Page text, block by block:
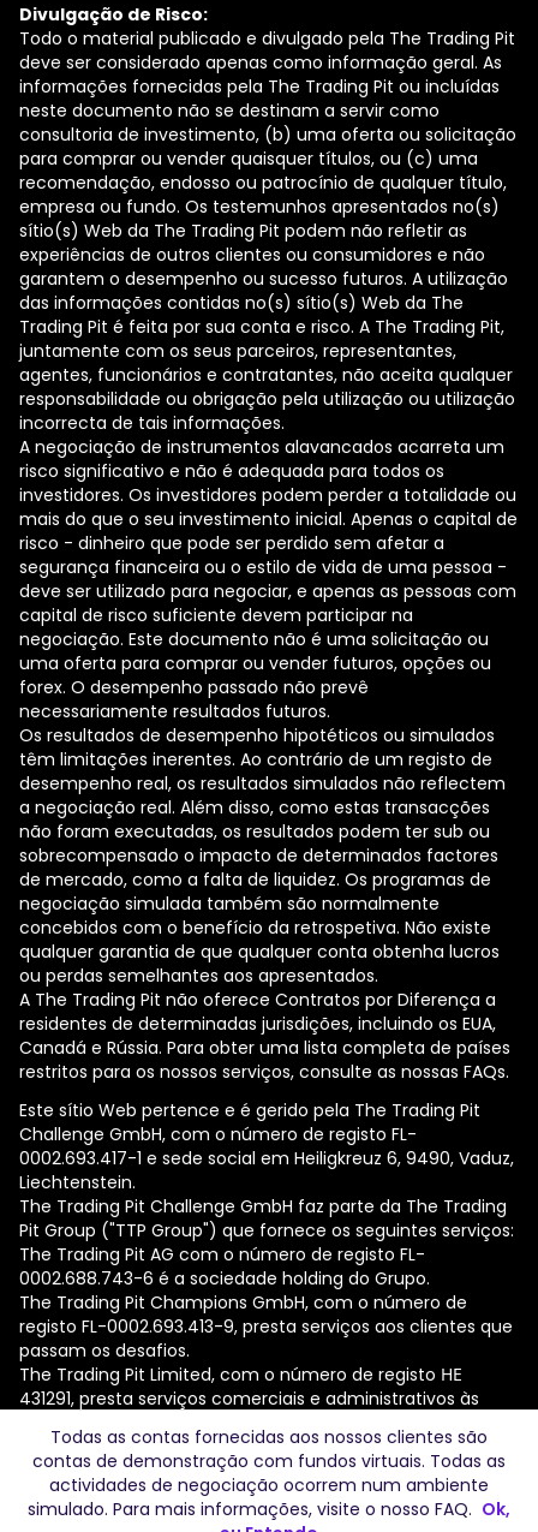
Divulgação de Risco:
Todo o material publicado e divulgado pela The Trading Pit
deve ser considerado apenas como informação geral. As
informações fornecidas pela The Trading Pit ou incluídas
neste documento não se destinam a servir como
consultoria de investimento, (b) uma oferta ou solicitação
para comprar ou vender quaisquer títulos, ou (c) uma
recomendação, endosso ou patrocínio de qualquer título,
empresa ou fundo. Os testemunhos apresentados no(s)
sítio(s) Web da The Trading Pit podem não refletir as
experiências de outros clientes ou consumidores e não
garantem o desempenho ou sucesso futuros. A utilização
das informações contidas no(s) sítio(s) Web da The
Trading Pit é feita por sua conta e risco. A The Trading Pit,
juntamente com os seus parceiros, representantes,
agentes, funcionários e contratantes, não aceita qualquer
responsabilidade ou obrigação pela utilização ou utilização
incorrecta de tais informações.
A negociação de instrumentos alavancados acarreta um
risco significativo e não é adequada para todos os
investidores. Os investidores podem perder a totalidade ou
mais do que o seu investimento inicial. Apenas o capital de
risco - dinheiro que pode ser perdido sem afetar a
segurança financeira ou o estilo de vida de uma pessoa -
deve ser utilizado para negociar, e apenas as pessoas com
capital de risco suficiente devem participar na
negociação. Este documento não é uma solicitação ou
uma oferta para comprar ou vender futuros, opções ou
forex. O desempenho passado não prevê
necessariamente resultados futuros.
Os resultados de desempenho hipotéticos ou simulados
têm limitações inerentes. Ao contrário de um registo de
desempenho real, os resultados simulados não reflectem
a negociação real. Além disso, como estas transacções
não foram executadas, os resultados podem ter sub ou
sobrecompensado o impacto de determinados factores
de mercado, como a falta de liquidez. Os programas de
negociação simulada também são normalmente
concebidos com o benefício da retrospetiva. Não existe
qualquer garantia de que qualquer conta obtenha lucros
ou perdas semelhantes aos apresentados.
A The Trading Pit não oferece Contratos por Diferença a
residentes de determinadas jurisdições, incluindo os EUA,
Canadá e Rússia. Para obter uma lista completa de países
restritos para os nossos serviços, consulte as nossas FAQs.
Este sítio Web pertence e é gerido pela The Trading Pit
Challenge GmbH, com o número de registo FL-
0002.693.417-1 e sede social em Heiligkreuz 6, 9490, Vaduz,
Liechtenstein.
The Trading Pit Challenge GmbH faz parte da The Trading
Pit Group ("TTP Group") que fornece os seguintes serviços:
The Trading Pit AG com o número de registo FL-
0002.688.743-6 é a sociedade holding do Grupo.
The Trading Pit Champions GmbH, com o número de
registo FL-0002.693.413-9, presta serviços aos clientes que
passam os desafios.
The Trading Pit Limited, com o número de registo ΗΕ
431291, presta serviços comerciais e administrativos às
© 2026 The Trading Pit Challenge GmbH. Todos os direitos
reservados.
Todas as contas fornecidas aos nossos clientes são
contas de demonstração com fundos virtuais. Todas as
actividades de negociação ocorrem num ambiente
simulado. Para mais informações, visite o nosso FAQ. Ok,